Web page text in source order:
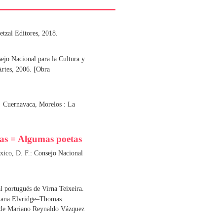
Editores, 2018.
Nacional para la Cultura y
2006. [Obra
Cuernavaca, Morelos : La
= Algumas poetas
D. F.: Consejo Nacional
portugués de Virna Teixeira.
Elvridge–Thomas.
Mariano Reynaldo Vázquez